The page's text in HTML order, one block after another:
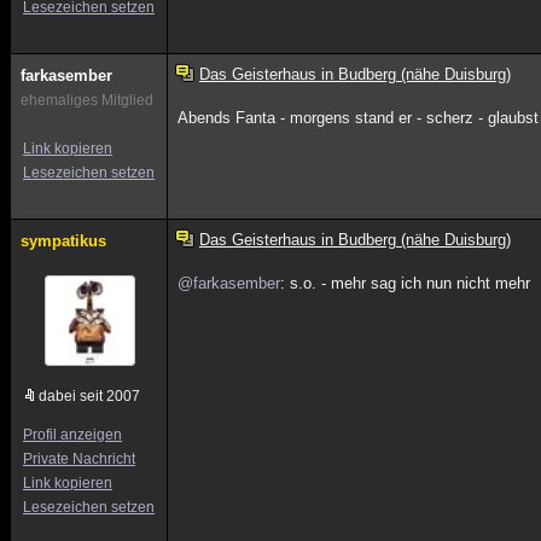
Lesezeichen setzen
farkasember
ehemaliges Mitglied
Link kopieren
Lesezeichen setzen
Das Geisterhaus in Budberg (nähe Duisburg)
Abends Fanta - morgens stand er - scherz -
sympatikus
dabei seit 2007
Profil anzeigen
Private Nachricht
Link kopieren
Lesezeichen setzen
Das Geisterhaus in Budberg (nähe Duisburg)
@farkasember: s.o. - mehr sag ich nun nicht mehr